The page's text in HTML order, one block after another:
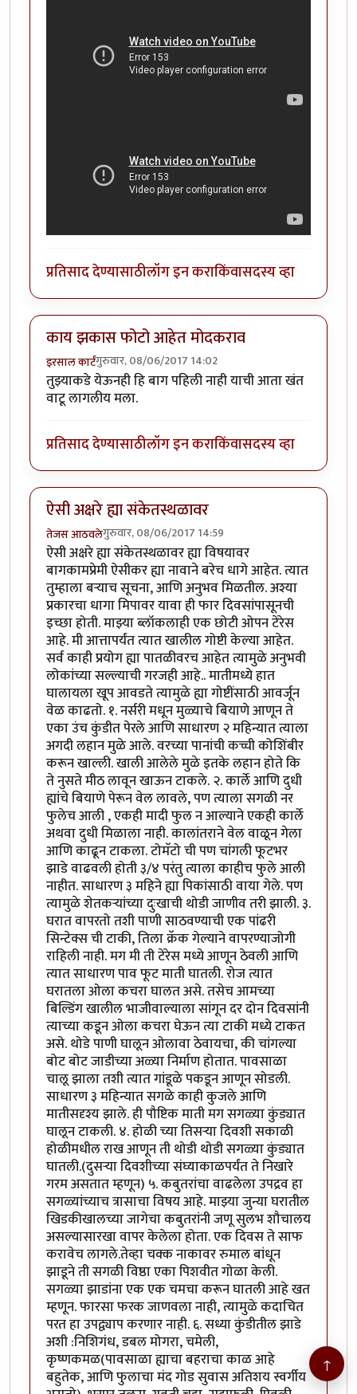
प्रतिसाद देण्यासाठीलॉग इन कराकिंवासदस्य व्हा
काय झकास फोटो आहेत मोदकराव
इरसाल कार्टंगुरुवार, 08/06/2017 14:02
तुझ्याकडे येऊनही हि बाग पहिली नाही याची आता खंत
वाटू लागलीय मला.
प्रतिसाद देण्यासाठीलॉग इन कराकिंवासदस्य व्हा
ऐसी अक्षरे ह्या संकेतस्थळावर
तेजस आठवलेगुरुवार, 08/06/2017 14:59
ऐसी अक्षरे ह्या संकेतस्थळावर ह्या विषयावर
बागकामप्रेमी ऐसीकर ह्या नावाने बरेच धागे आहेत. त्यात
तुम्हाला बऱ्याच सूचना, आणि अनुभव मिळतील. अश्या
प्रकारचा धागा मिपावर यावा ही फार दिवसांपासूनची
इच्छा होती. माझ्या ब्लॉकलाही एक छोटी ओपन टेरेस
आहे. मी आत्तापर्यंत त्यात खालील गोष्टी केल्या आहेत.
सर्व काही प्रयोग ह्या पातळीवरच आहेत त्यामुळे अनुभवी
लोकांच्या सल्ल्याची गरजही आहे.. मातीमध्ये हात
घालायला खूप आवडते त्यामुळे ह्या गोष्टींसाठी आवर्जून
वेळ काढतो. १. नर्सरी मधून मुळ्याचे बियाणे आणून ते
एका उंच कुंडीत पेरले आणि साधारण २ महिन्यात त्याला
अगदी लहान मुळे आले. वरच्या पानांची कच्ची कोशिंबीर
करून खाल्ली. खाली आलेले मुळे इतके लहान होते कि
ते नुसते मीठ लावून खाऊन टाकले. २. कार्ले आणि दुधी
ह्यांचे बियाणे पेरून वेल लावले, पण त्याला सगळी नर
फुलेच आली , एकही मादी फुल न आल्याने एकही कार्ले
अथवा दुधी मिळाला नाही. कालांतराने वेल वाळून गेला
आणि काढून टाकला. टोमॅटो ची पण चांगली फूटभर
झाडे वाढवली होती ३/४ परंतु त्याला काहीच फुले आली
नाहीत. साधारण ३ महिने ह्या पिकांसाठी वाया गेले. पण
त्यामुळे शेतकऱ्यांच्या दुःखाची थोडी जाणीव तरी झाली. ३.
घरात वापरतो तशी पाणी साठवण्याची एक पांढरी
सिन्टेक्स ची टाकी, तिला क्रॅक गेल्याने वापरण्याजोगी
राहिली नाही. मग मी ती टेरेस मध्ये आणून ठेवली आणि
त्यात साधारण पाव फूट माती घातली. रोज त्यात
घरातला ओला कचरा घालत असे. तसेच आमच्या
बिल्डिंग खालील भाजीवाल्याला सांगून दर दोन दिवसांनी
त्याच्या कडून ओला कचरा घेऊन त्या टाकी मध्ये टाकत
असे. थोडे पाणी घालून ओलावा ठेवायचा, की चांगल्या
बोट बोट जाडीच्या अळ्या निर्माण होतात. पावसाळा
चालू झाला तशी त्यात गांडूळे पकडून आणून सोडली.
साधारण ३ महिन्यात सगळे काही कुजले आणि
मातीसदृश्य झाले. ही पौष्टिक माती मग सगळ्या कुंड्यात
घालून टाकली. ४. होळी च्या तिसऱ्या दिवशी सकाळी
होळीमधील राख आणून ती थोडी थोडी सगळ्या कुंड्यात
घातली.(दुसऱ्या दिवशीच्या संघ्याकाळपर्यंत ते निखारे
गरम असतात म्हणून) ५. कबुतरांचा वाढलेला उपद्रव हा
सगळ्यांच्याच त्रासाचा विषय आहे. माझ्या जुन्या घरातील
खिडकीखालच्या जागेचा कबुतरांनी जणू सुलभ शौचालय
असल्यासारखा वापर केलेला होता. एक दिवस ते साफ
करावेच लागले.तेव्हा चक्क नाकावर रुमाल बांधून
झाडूने ती सगळी विष्ठा एका पिशवीत गोळा केली.
सगळ्या झाडांना एक एक चमचा करून घातली आहे खत
म्हणून. फारसा फरक जाणवला नाही, त्यामुळे कदाचित
परत हा उपद्व्याप करणार नाही. ६. सध्या कुंडीतील झाडे
अशी :निशिगंध, डबल मोगरा, चमेली,
कृष्णकमळ(पावसाळा ह्याचा बहराचा काळ आहे
बहुतेक, आणि फुलाचा मंद गोड सुवास अतिशय स्वर्गीय
↑